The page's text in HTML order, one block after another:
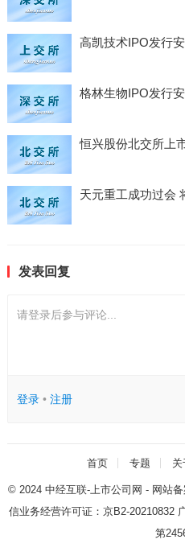
高凯技术IPO发行
格林生物IPO发行
恒兴股份北交所上
天元重工成功过会
发表回复
请登录后参与评论...
登录• 注册
首页 专题 关
© 2024 中经互联-上市公司网 - 网站备
信业务经营许可证： 京B2-20210832
第